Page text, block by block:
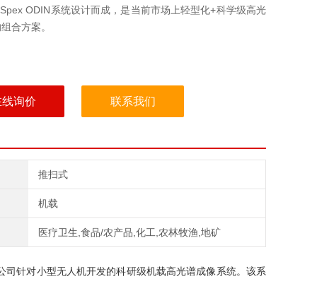
ODIN系统设计而成，是当前市场上轻型化+科学级高光
合方案。
询价 联系我们
推扫式
机载
医疗卫生,食品/农产品,化工,农林牧渔,地矿
司针对小型无人机开发的科研级机载高光谱成像系统。该系